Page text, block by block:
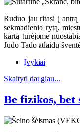
Ruduo jau ritasi į antrą
sekmadienio rytą,
kartą turėjome
Judo Tado atlaidų
Įvykiai
Skaityti daugiau...
Be fizikos, bet